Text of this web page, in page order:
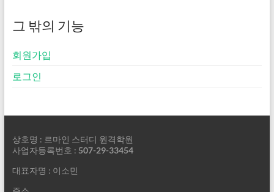
그 밖의 기능
회원가입
로그인
상호명 : 르마인 스터디 원격학원
사업자등록번호 : 507-29-33454
대표자명 : 이소민